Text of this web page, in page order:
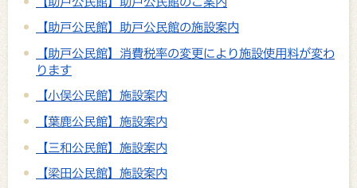
【助戸公民館】助戸公民館の施設案内
【助戸公民館】消費税率の変更により施設使用料が変わ
ります
【小俣公民館】施設案内
【葉鹿公民館】施設案内
【三和公民館】施設案内
【梁田公民館】施設案内